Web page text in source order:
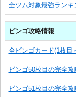
全ツム対象最強ランキ
ビンゴ攻略情報
全ビンゴカード(1枚目
ビンゴ50枚目の完全
ビンゴ51枚目の完全